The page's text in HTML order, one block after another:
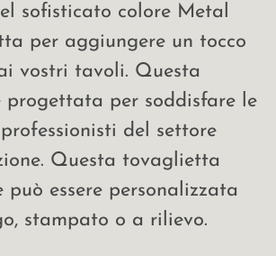
sofisticato colore Metal
per aggiungere un tocco
vostri tavoli. Questa
per soddisfare le
del settore
Questa tovaglietta
può essere personalizzata
stampato o a rilievo.